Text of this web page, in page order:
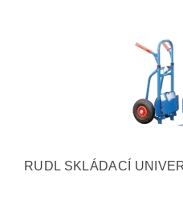
RUDL SKLÁDACÍ